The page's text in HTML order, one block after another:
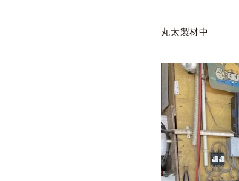
丸太製材中